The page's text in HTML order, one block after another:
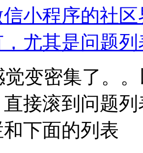
小程序的社
尤其是问题
觉变密集了。
接滚到问题
下面的列表